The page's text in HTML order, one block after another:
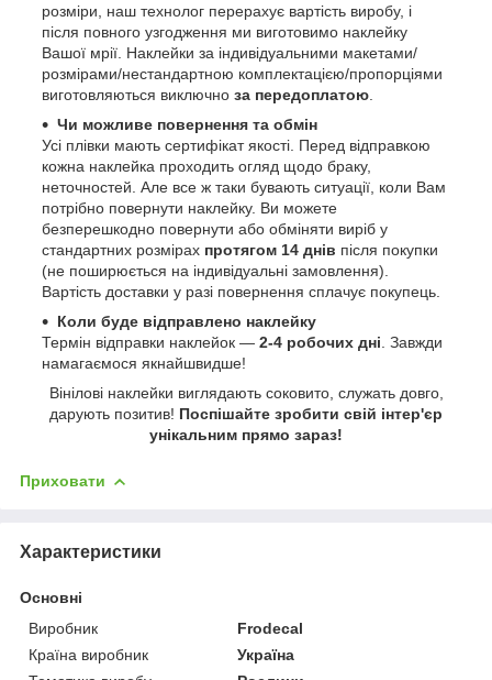
розміри, наш технолог перерахує вартість виробу, і
після повного узгодження ми виготовимо наклейку
Вашої мрії. Наклейки за індивідуальними макетами/
розмірами/нестандартною комплектацією/пропорціями
виготовляються виключно за передоплатою
Чи можливе повернення та обмін
Усі плівки мають сертифікат якості. Перед відправкою
кожна наклейка проходить огляд щодо браку,
неточностей. Але все ж таки бувають ситуації, коли Вам
потрібно повернути наклейку. Ви можете
безперешкодно повернути або обміняти виріб у
стандартних розмірах протягом 14 днів після покупки
(не поширюється на індивідуальні замовлення).
Вартість доставки у разі повернення сплачує покупець.
Коли буде відправлено наклейку
Термін відправки наклейок — 2-4 робочих дні . Завжди
намагаємося якнайшвидше!
Вінілові наклейки виглядають соковито, служать довго,
дарують позитив! Поспішайте зробити свій інтер'єр
унікальним прямо зараз!
Приховати
Характеристики
Основні
Виробник
Frodecal
Країна виробник
Україна